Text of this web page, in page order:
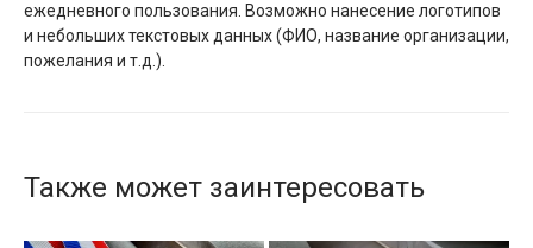
ежедневного пользования. Возможно нанесение логотипов
и небольших текстовых данных (ФИО, название организации,
пожелания и т.д.).
Также может заинтересовать